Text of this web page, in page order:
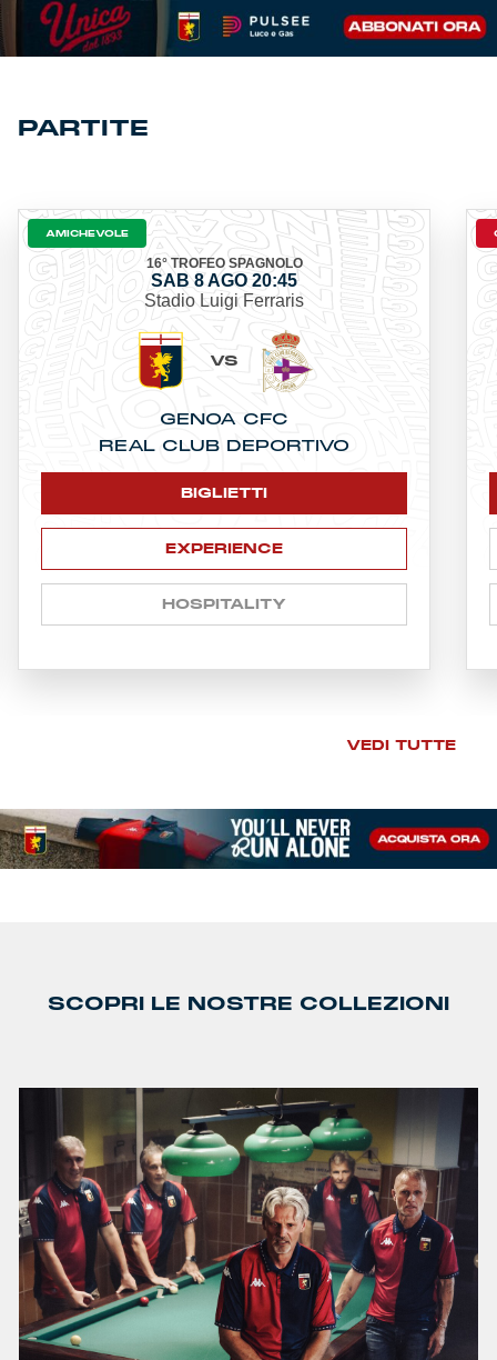
PARTITE
AMICHEVOLE
16° TROFEO SPAGNOLO
SAB 8 AGO 20:45
Stadio Luigi Ferraris
VS
GENOA CFC
REAL CLUB DEPORTIVO
BIGLIETTI
EXPERIENCE
HOSPITALITY
VEDI TUTTE
SCOPRI LE NOSTRE COLLEZIONI